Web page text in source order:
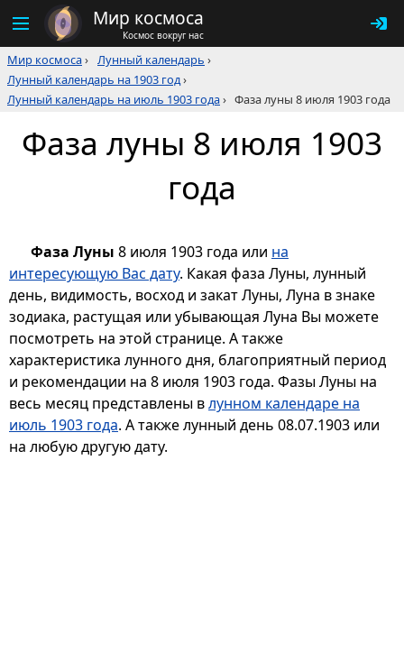
Мир космоса
Космос вокруг нас
Мир космоса› Лунный календарь ›
Лунный календарь на 1903 год›
Лунный календарь на июль 1903 года› Фаза луны 8 июля 1903 года
Фаза луны 8 июля 1903
года
Фаза Луны 8 июля 1903 года или на
интересующую Вас дату. Какая фаза Луны, лунный
день, видимость, восход и закат Луны, Луна в знаке
зодиака, растущая или убывающая Луна Вы можете
посмотреть на этой странице. А также
характеристика лунного дня, благоприятный период
и рекомендации на 8 июля 1903 года. Фазы Луны на
весь месяц представлены влунном календаре на
июль 1903 года. А также лунный день 08.07.1903 или
на любую другую дату.